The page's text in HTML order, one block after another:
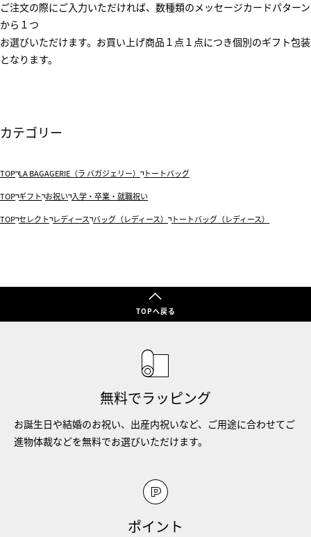
ご注文の際にご入力いただければ、数種類のメッセージカードパターン
から１つ
お選びいただけます。お買い上げ商品１点１点につき個別のギフト包装
となります。
カテゴリー
TOP LA BAGAGERIE（ラ バガジェリー） トートバッグ
TOP ギフト お祝い 入学・卒業・就職祝い
TOP セレクト レディース バッグ（レディース） トートバッグ（レディース）
TOPへ戻る
無料でラッピング
お誕生日や結婚のお祝い、出産内祝いなど、ご用途に合わせてご
進物体裁などを無料でお選びいただけます。
ポイント